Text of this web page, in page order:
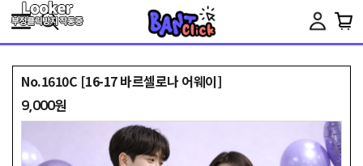
Toggle
No.1610C [16-17 바르셀로나 어웨이]
9,000원